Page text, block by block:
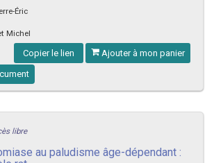
Éric
Michel
Copier le lien Ajouter à mon panier
libre
au paludisme âge-dépendant :